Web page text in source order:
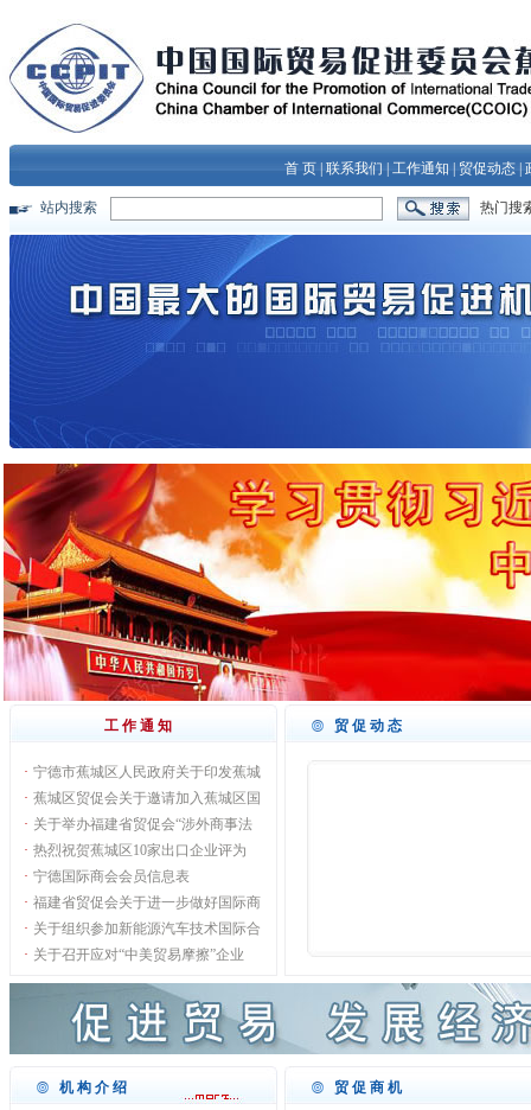
首 页 联系我们 工作通知 贸促动态
站内搜索 热门搜
工作通知
· 宁德市蕉城区人民政府关于印发蕉城
· 蕉城区贸促会关于邀请加入蕉城区国
· 关于举办福建省贸促会“涉外商事法
· 热烈祝贺蕉城区10家出口企业评为
· 宁德国际商会会员信息表
· 福建省贸促会关于进一步做好国际商
· 关于组织参加新能源汽车技术国际合
· 关于召开应对“中美贸易摩擦”企业
贸促动态
机构介绍
贸促商机